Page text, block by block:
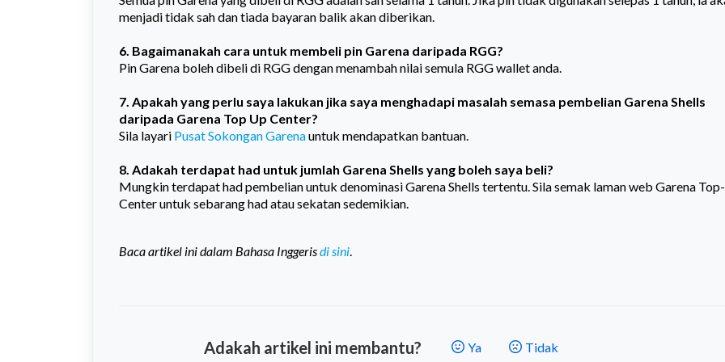
menjadi tidak sah dan tiada bayaran balik akan diberikan.
6. Bagaimanakah cara untuk membeli pin Garena daripada RGG?
Pin Garena boleh dibeli di RGG dengan menambah nilai semula RGG wallet anda.
7. Apakah yang perlu saya lakukan jika saya menghadapi masalah semasa pembelian Garena Shells
daripada Garena Top Up Center?
Sila layari Pusat Sokongan Garenauntuk mendapatkan bantuan.
8. Adakah terdapat had untuk jumlah Garena Shells yang boleh saya beli?
Mungkin terdapat had pembelian untuk denominasi Garena Shells tertentu. Sila semak laman web Garena
Center untuk sebarang had atau sekatan sedemikian.
Baca artikel ini dalam Bahasa Inggerisdi sini.
Adakah artikel ini membantu? Tidak
Ya